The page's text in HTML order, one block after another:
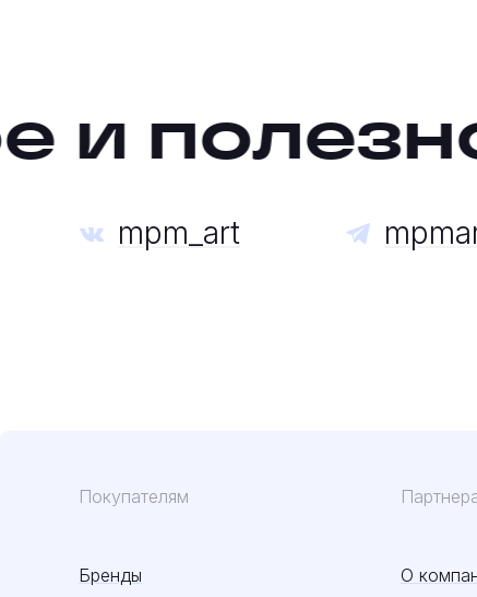
mpm_art
Покупателям
Бренды О